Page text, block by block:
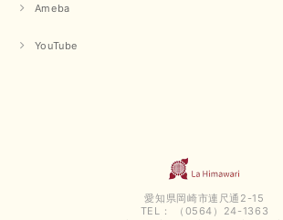
Ameba
YouTube
愛知県岡崎市連尺通2-15
TEL： （0564）24-1363